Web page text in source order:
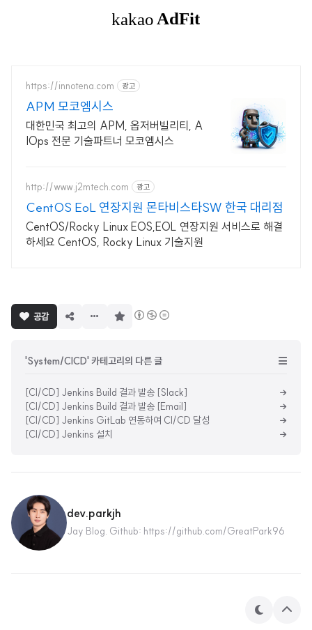
https://innotena.com 광고
APM 모코엠시스
대한민국 최고의 APM, 옵저버빌리티, A
IOps 전문 기술파트너 모코엠시스
http://www.j2mtech.com 광고
CentOS EoL 연장지원 몬타비스타SW 한국 대리점
CentOS/Rocky Linux EOS,EOL 연장지원 서비스로 해결
하세요 CentOS, Rocky Linux 기술지원
공감
'System/CICD' 카테고리의 다른 글
[CI/CD] Jenkins Build 결과 발송 [Slack]
[CI/CD] Jenkins Build 결과 발송 [Email]
[CI/CD] Jenkins GitLab 연동하여 CI/CD 달성
[CI/CD] Jenkins 설치
dev.parkjh
Jay Blog. Github: https://github.com/GreatPark96
테
상